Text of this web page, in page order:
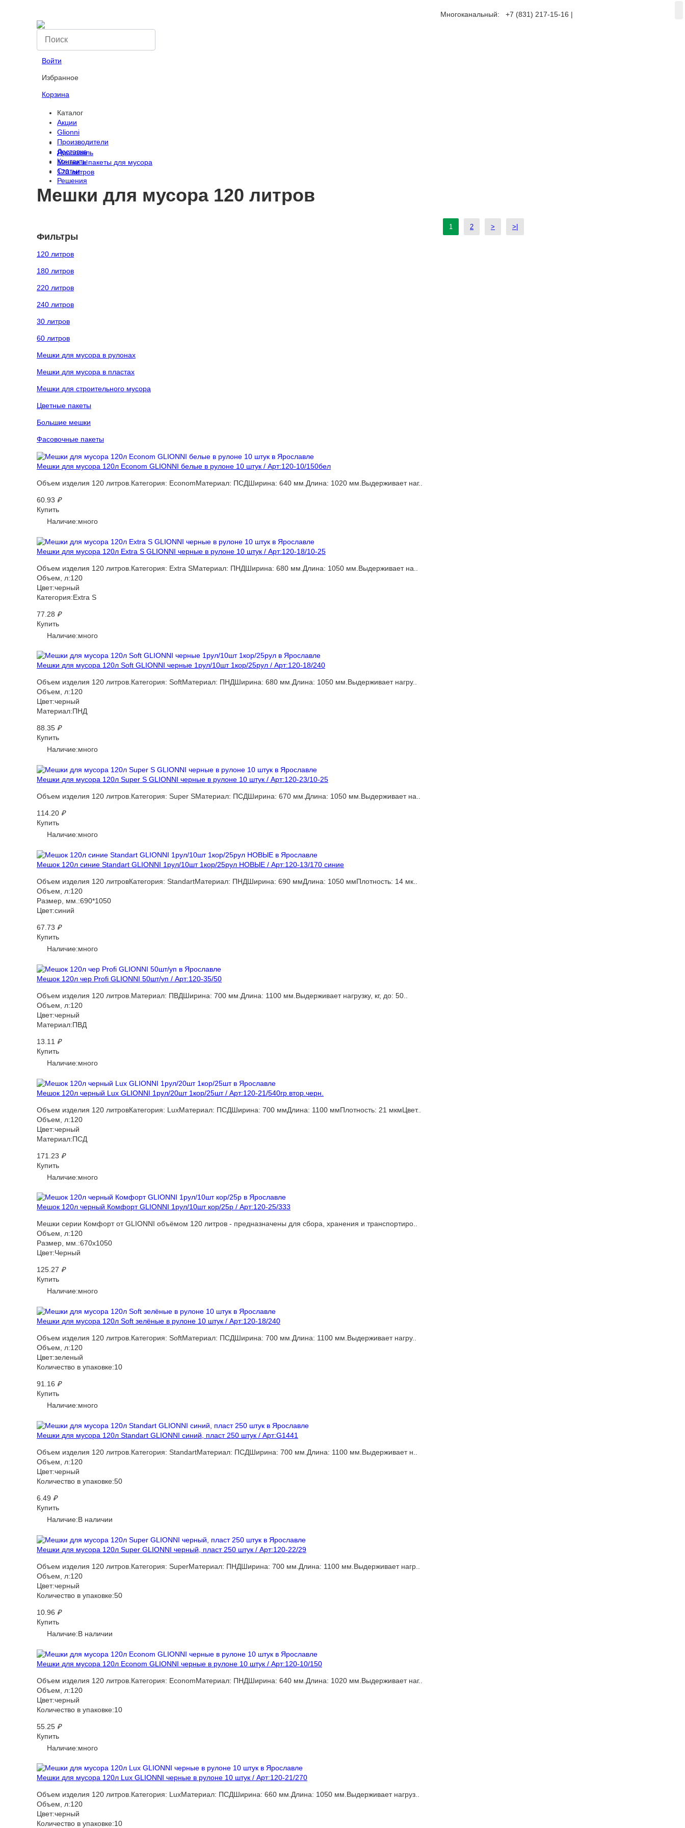
Многоканальный: +7 (831) 217-15-16 |
Войти
Избранное
Корзина
Каталог
Акции
Glionni
Производители
Доставка
Контакты
Статьи
Решения
Ярославль
Мешки и пакеты для мусора
120 литров
Мешки для мусора 120 литров
Фильтры
120 литров
180 литров
220 литров
240 литров
30 литров
60 литров
Мешки для мусора в рулонах
Мешки для мусора в пластах
Мешки для строительного мусора
Цветные пакеты
Большие мешки
Фасовочные пакеты
Мешки для мусора 120л Econom GLIONNI белые в рулоне 10 штук / Арт:120-10/150бел
Объем изделия 120 литров.Категория: EconomМатериал: ПСДШирина: 640 мм.Длина: 1020 мм.Выдерживает наг..
60.93 ₽
Купить
Наличие:много
Мешки для мусора 120л Extra S GLIONNI черные в рулоне 10 штук / Арт:120-18/10-25
Объем изделия 120 литров.Категория: Extra SМатериал: ПНДШирина: 680 мм.Длина: 1050 мм.Выдерживает на..
Объем, л:120
Цвет:черный
Категория:Extra S
77.28 ₽
Купить
Наличие:много
Мешки для мусора 120л Soft GLIONNI черные 1рул/10шт 1кор/25рул / Арт:120-18/240
Объем изделия 120 литров.Категория: SoftМатериал: ПНДШирина: 680 мм.Длина: 1050 мм.Выдерживает нагру..
Объем, л:120
Цвет:черный
Материал:ПНД
88.35 ₽
Купить
Наличие:много
Мешки для мусора 120л Super S GLIONNI черные в рулоне 10 штук / Арт:120-23/10-25
Объем изделия 120 литров.Категория: Super SМатериал: ПСДШирина: 670 мм.Длина: 1050 мм.Выдерживает на..
114.20 ₽
Купить
Наличие:много
Мешок 120л синие Standart GLIONNI 1рул/10шт 1кор/25рул НОВЫЕ / Арт:120-13/170 синие
Объем изделия 120 литровКатегория: StandartМатериал: ПНДШирина: 690 ммДлина: 1050 ммПлотность: 14 мк..
Объем, л:120
Размер, мм.:690*1050
Цвет:синий
67.73 ₽
Купить
Наличие:много
Мешок 120л чер Profi GLIONNI 50шт/уп / Арт:120-35/50
Объем изделия 120 литров.Материал: ПВДШирина: 700 мм.Длина: 1100 мм.Выдерживает нагрузку, кг, до: 50..
Объем, л:120
Цвет:черный
Материал:ПВД
13.11 ₽
Купить
Наличие:много
Мешок 120л черный Lux GLIONNI 1рул/20шт 1кор/25шт / Арт:120-21/540гр.втор.черн.
Объем изделия 120 литровКатегория: LuxМатериал: ПСДШирина: 700 ммДлина: 1100 ммПлотность: 21 мкмЦвет..
Объем, л:120
Цвет:черный
Материал:ПСД
171.23 ₽
Купить
Наличие:много
Мешок 120л черный Комфорт GLIONNI 1рул/10шт кор/25р / Арт:120-25/333
Мешки серии Комфорт от GLIONNI объёмом 120 литров - предназначены для сбора, хранения и транспортиро..
Объем, л:120
Размер, мм.:670х1050
Цвет:Черный
125.27 ₽
Купить
Наличие:много
Мешки для мусора 120л Soft зелёные в рулоне 10 штук / Арт:120-18/240
Объем изделия 120 литров.Категория: SoftМатериал: ПСДШирина: 700 мм.Длина: 1100 мм.Выдерживает нагру..
Объем, л:120
Цвет:зеленый
Количество в упаковке:10
91.16 ₽
Купить
Наличие:много
Мешки для мусора 120л Standart GLIONNI синий, пласт 250 штук / Арт:G1441
Объем изделия 120 литров.Категория: StandartМатериал: ПСДШирина: 700 мм.Длина: 1100 мм.Выдерживает н..
Объем, л:120
Цвет:черный
Количество в упаковке:50
6.49 ₽
Купить
Наличие:В наличии
Мешки для мусора 120л Super GLIONNI черный, пласт 250 штук / Арт:120-22/29
Объем изделия 120 литров.Категория: SuperМатериал: ПНДШирина: 700 мм.Длина: 1100 мм.Выдерживает нагр..
Объем, л:120
Цвет:черный
Количество в упаковке:50
10.96 ₽
Купить
Наличие:В наличии
Мешки для мусора 120л Econom GLIONNI черные в рулоне 10 штук / Арт:120-10/150
Объем изделия 120 литров.Категория: EconomМатериал: ПНДШирина: 640 мм.Длина: 1020 мм.Выдерживает наг..
Объем, л:120
Цвет:черный
Количество в упаковке:10
55.25 ₽
Купить
Наличие:много
Мешки для мусора 120л Lux GLIONNI черные в рулоне 10 штук / Арт:120-21/270
Объем изделия 120 литров.Категория: LuxМатериал: ПСДШирина: 660 мм.Длина: 1050 мм.Выдерживает нагруз..
Объем, л:120
Цвет:черный
Количество в упаковке:10
1 2 > >|